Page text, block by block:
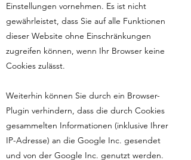
Einstellungen vornehmen. Es ist nicht
gewährleistet, dass Sie auf alle Funktionen
dieser Website ohne Einschränkungen
zugreifen können, wenn Ihr Browser keine
Cookies zulässt.
Weiterhin können Sie durch ein Browser-
Plugin verhindern, dass die durch Cookies
gesammelten Informationen (inklusive Ihrer
IP-Adresse) an die Google Inc. gesendet
und von der Google Inc. genutzt werden.